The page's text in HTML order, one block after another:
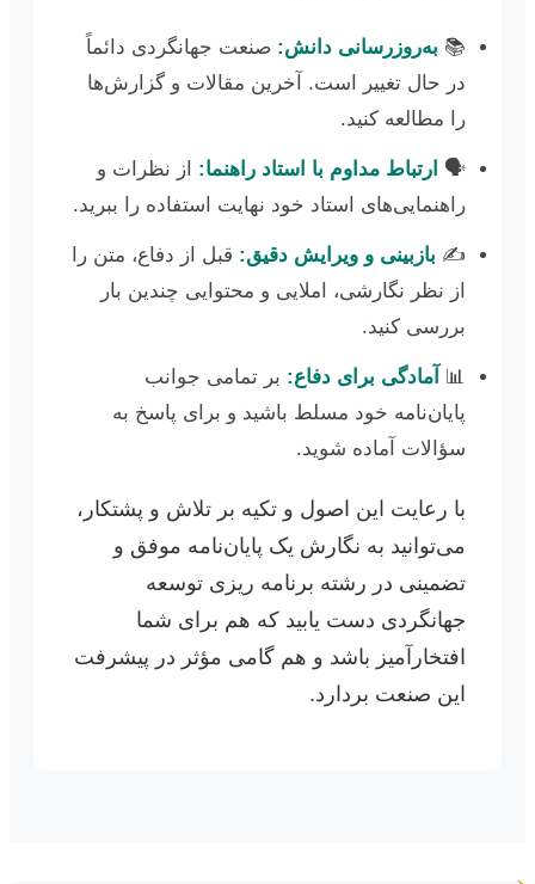
📚 به‌روزرسانی دانش: صنعت جهانگردی دائماً
در حال تغییر است. آخرین مقالات و گزارش‌ها
را مطالعه کنید.
🗣️ ارتباط مداوم با استاد راهنما: از نظرات و
راهنمایی‌های استاد خود نهایت استفاده را ببرید.
✍️ بازبینی و ویرایش دقیق: قبل از دفاع، متن را
از نظر نگارشی، املایی و محتوایی چندین بار
بررسی کنید.
📊 آمادگی برای دفاع: بر تمامی جوانب
پایان‌نامه خود مسلط باشید و برای پاسخ به
سؤالات آماده شوید.
با رعایت این اصول و تکیه بر تلاش و پشتکار،
می‌توانید به نگارش یک پایان‌نامه موفق و
تضمینی در رشته برنامه ریزی توسعه
جهانگردی دست یابید که هم برای شما
افتخارآمیز باشد و هم گامی مؤثر در پیشرفت
این صنعت بردارد.